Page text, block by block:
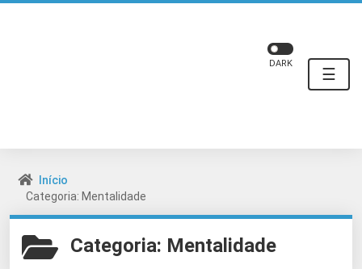
☰
DARK
Início
Categoria: Mentalidade
Categoria: Mentalidade